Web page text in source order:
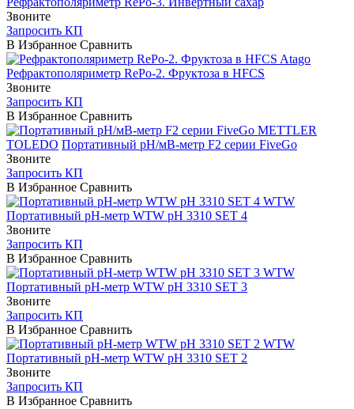
Звоните
Запросить КП
В Избранное Сравнить
Atago
Рефрактополяриметр RePo-2. Фруктоза в HFCS
Звоните
Запросить КП
В Избранное Сравнить
METTLER
TOLEDO Портативный рН/мВ-метр F2 серии FiveGo
Звоните
Запросить КП
В Избранное Сравнить
WTW
Портативный pH-метр WTW pH 3310 SET 4
Звоните
Запросить КП
В Избранное Сравнить
WTW
Портативный pH-метр WTW pH 3310 SET 3
Звоните
Запросить КП
В Избранное Сравнить
WTW
Портативный pH-метр WTW pH 3310 SET 2
Звоните
Запросить КП
В Избранное Сравнить